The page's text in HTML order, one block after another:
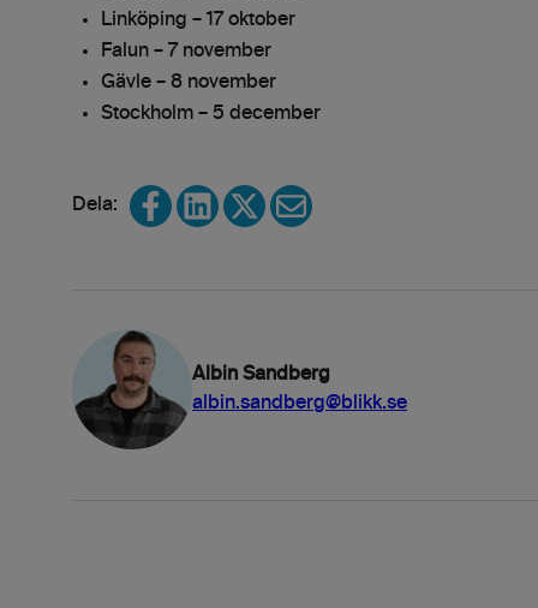
Linköping – 17 oktober
Falun – 7 november
Gävle – 8 november
Stockholm – 5 december
Share on Facebook
Share on LinkedIn
Share on XShare via email
Albin Sandberg
albin.sandberg@blikk.se